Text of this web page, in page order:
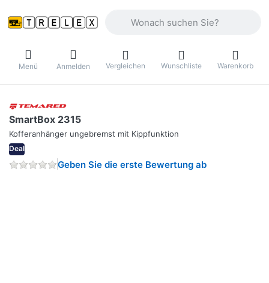
Menü Anmelden Vergleichen Wunschliste Warenkorb
SmartBox 2315
Kofferanhänger ungebremst mit Kippfunktion
Deal
Geben Sie die erste Bewertung ab